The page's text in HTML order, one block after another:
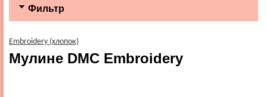
Фильтр
Embroidery (хлопок)
Мулине DMC Embroidery